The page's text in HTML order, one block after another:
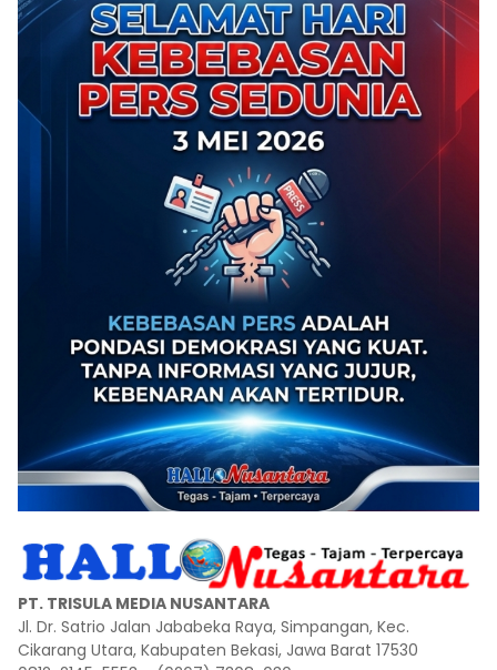
PT. TRISULA MEDIA NUSANTARA
Jl. Dr. Satrio Jalan Jababeka Raya, Simpangan, Kec.
Cikarang Utara, Kabupaten Bekasi, Jawa Barat 17530